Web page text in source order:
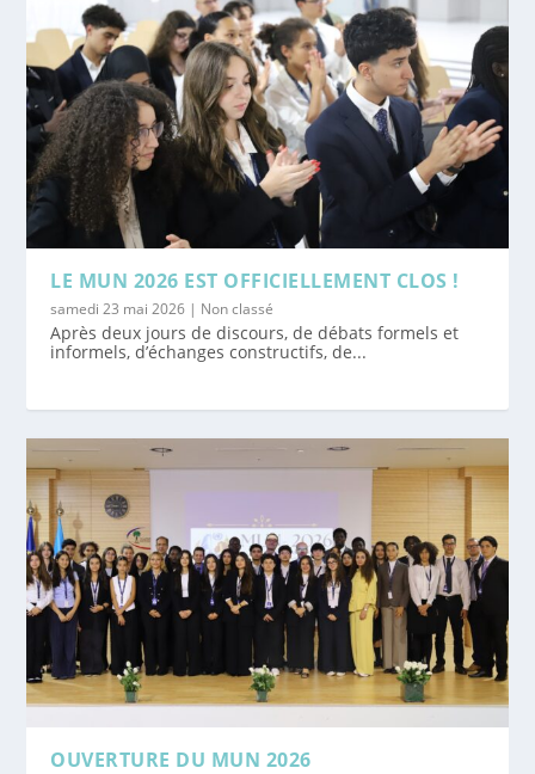
LE MUN 2026 EST OFFICIELLEMENT CLOS !
samedi 23 mai 2026 | Non classé
Après deux jours de discours, de débats formels et
informels, d’échanges constructifs, de...
OUVERTURE DU MUN 2026